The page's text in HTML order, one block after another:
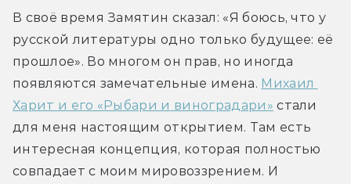
В своё время Замятин сказал: «Я боюсь, что у
русской литературы одно только будущее: её
прошлое». Во многом он прав, но иногда
появляются замечательные имена. Михаил
Харит и его «Рыбари и виноградари» стали
для меня настоящим открытием. Там есть
интересная концепция, которая полностью
совпадает с моим мировоззрением. И